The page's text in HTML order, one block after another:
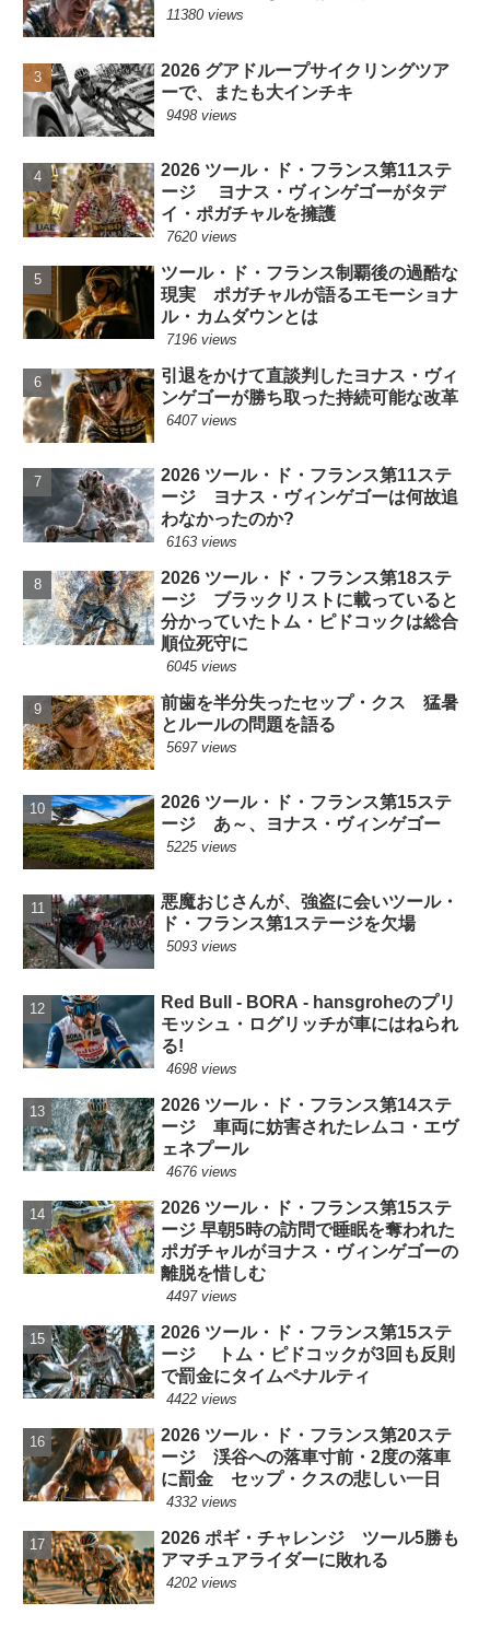
11380 views
2026 グアドループサイクリングツア
ーで、またも大インチキ
9498 views
2026 ツール・ド・フランス第11ステ
ージ ヨナス・ヴィンゲゴーがタデ
イ・ポガチャルを擁護
7620 views
ツール・ド・フランス制覇後の過酷な
現実 ポガチャルが語るエモーショナ
ル・カムダウンとは
7196 views
引退をかけて直談判したヨナス・ヴィ
ンゲゴーが勝ち取った持続可能な改革
6407 views
2026 ツール・ド・フランス第11ステ
ージ ヨナス・ヴィンゲゴーは何故追
わなかったのか?
6163 views
2026 ツール・ド・フランス第18ステ
ージ ブラックリストに載っていると
分かっていたトム・ピドコックは総合
順位死守に
6045 views
前歯を半分失ったセップ・クス 猛暑
とルールの問題を語る
5697 views
2026 ツール・ド・フランス第15ステ
ージ あ～、ヨナス・ヴィンゲゴー
5225 views
悪魔おじさんが、強盗に会いツール・
ド・フランス第1ステージを欠場
5093 views
Red Bull - BORA - hansgroheのプリ
モッシュ・ログリッチが車にはねられ
る!
4698 views
2026 ツール・ド・フランス第14ステ
ージ 車両に妨害されたレムコ・エヴ
ェネプール
4676 views
2026 ツール・ド・フランス第15ステ
ージ 早朝5時の訪問で睡眠を奪われた
ポガチャルがヨナス・ヴィンゲゴーの
離脱を惜しむ
4497 views
2026 ツール・ド・フランス第15ステ
ージ トム・ピドコックが3回も反則
で罰金にタイムペナルティ
4422 views
2026 ツール・ド・フランス第20ステ
ージ 渓谷への落車寸前・2度の落車
に罰金 セップ・クスの悲しい一日
4332 views
2026 ポギ・チャレンジ ツール5勝も
アマチュアライダーに敗れる
4202 views